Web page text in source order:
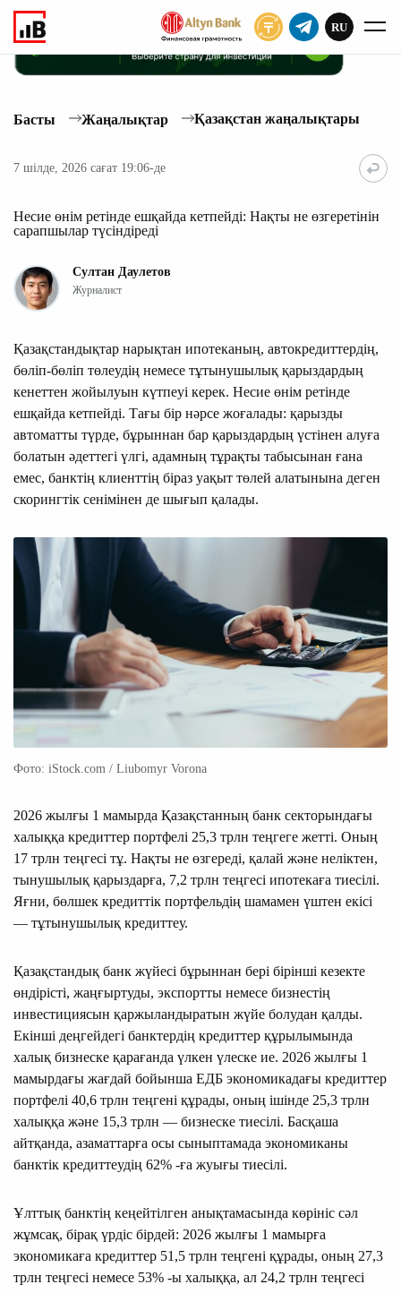
ЖАЗЫЛУ
RU
Басты Жаңалықтар Қазақстан жаңалықтары
7 шілде, 2026 сағат 19:06-де
Несие өнім ретінде ешқайда кетпейді: Нақты не өзгеретінін
сарапшылар түсіндіреді
Султан Даулетов
Журналист
Қазақстандықтар нарықтан ипотеканың, автокредиттердің,
бөліп-бөліп төлеудің немесе тұтынушылық қарыздардың
кенеттен жойылуын күтпеуі керек. Несие өнім ретінде
ешқайда кетпейді. Тағы бір нәрсе жоғалады: қарызды
автоматты түрде, бұрыннан бар қарыздардың үстінен алуға
болатын әдеттегі үлгі, адамның тұрақты табысынан ғана
емес, банктің клиенттің біраз уақыт төлей алатынына деген
скорингтік сенімінен де шығып қалады.
Фото: iStock.com / Liubomyr Vorona
2026 жылғы 1 мамырда Қазақстанның банк секторындағы
халыққа кредиттер портфелі 25,3 трлн теңгеге жетті. Оның
17 трлн теңгесі тұ. Нақты не өзгереді, қалай және неліктен,
тынушылық қарыздарға, 7,2 трлн теңгесі ипотекаға тиесілі.
Яғни, бөлшек кредиттік портфельдің шамамен үштен екісі
— тұтынушылық кредиттеу.
Қазақстандық банк жүйесі бұрыннан бері бірінші кезекте
өндірісті, жаңғыртуды, экспортты немесе бизнестің
инвестициясын қаржыландыратын жүйе болудан қалды.
Екінші деңгейдегі банктердің кредиттер құрылымында
халық бизнеске қарағанда үлкен үлеске ие. 2026 жылғы 1
мамырдағы жағдай бойынша ЕДБ экономикадағы кредиттер
портфелі 40,6 трлн теңгені құрады, оның ішінде 25,3 трлн
халыққа және 15,3 трлн — бизнеске тиесілі. Басқаша
айтқанда, азаматтарға осы сыныптамада экономиканы
банктік кредиттеудің 62% -ға жуығы тиесілі.
Ұлттық банктің кеңейтілген анықтамасында көрініс сәл
жұмсақ, бірақ үрдіс бірдей: 2026 жылғы 1 мамырға
экономикаға кредиттер 51,5 трлн теңгені құрады, оның 27,3
трлн теңгесі немесе 53% -ы халыққа, ал 24,2 трлн теңгесі